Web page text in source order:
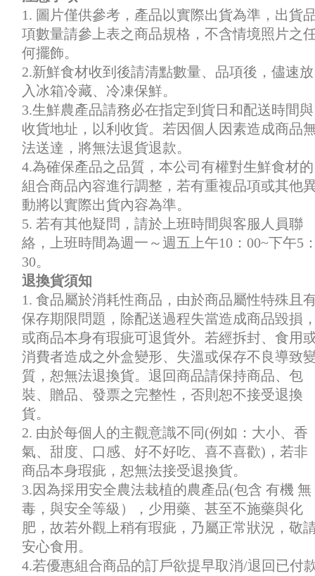
1. 圖片僅供參考，產品以實際出貨為準，出貨
項數量請參上表之商品規格，不含情境照片之
何擺飾。
2.新鮮食材收到後請清點數量、品項後，儘速放
入冰箱冷藏、冷凍保鮮。
3.生鮮農產品請務必在指定到貨日和配送時間與
收貨地址，以利收貨。若因個人因素造成商品
法送達，將無法退貨退款。
4.為確保產品之品質，本公司有權對生鮮食材的
組合商品內容進行調整，若有重複品項或其他
動將以實際出貨內容為準。
5. 若有其他疑問，請於上班時間與客服人員聯
絡，上班時間為週一～週五上午10：00~下午5
30。
退換貨須知
1. 食品屬於消耗性商品，由於商品屬性特殊且
保存期限問題，除配送過程失當造成商品毀損
或商品本身有瑕疵可退貨外。若經拆封、食用
消費者造成之外盒變形、失溫或保存不良導致
質，恕無法退換貨。退回商品請保持商品、包
裝、贈品、發票之完整性，否則恕不接受退換
貨。
2. 由於每個人的主觀意識不同(例如：大小、香
氣、甜度、口感、好不好吃、喜不喜歡)，若非
商品本身瑕疵，恕無法接受退換貨。
3.因為採用安全農法栽植的農產品(包含 有機 無
毒，與安全等級），少用藥、甚至不施藥與化
肥，故若外觀上稍有瑕疵，乃屬正常狀況，敬
安心食用。
4.若優惠組合商品的訂戶欲提早取消/退回已付